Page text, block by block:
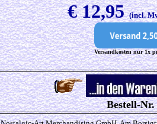
€ 12,95(incl.
Versandkosten nur 1x
Bestell-Nr.